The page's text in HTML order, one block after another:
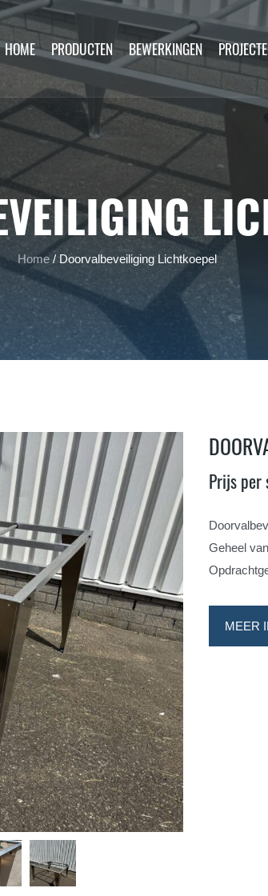
HOME PRODUCTEN BEWERKINGEN
Home/ Doorvalbeveiliging Lichtkoepel
Prijs
Geheel
MEER